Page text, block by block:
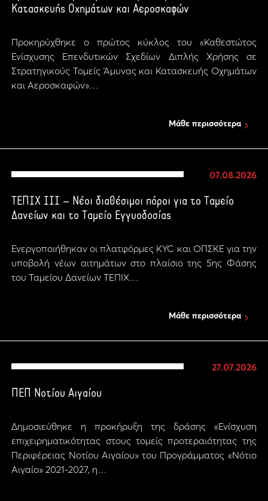
Κατασκευής Οχημάτων και Αεροσκαφών
Προκηρύχθηκε ο πρώτος κύκλος του «Καθεστώτος
Ενίσχυσης Επενδυτικών Σχεδίων Διπλής Χρήσης σε
Στρατηγικούς Τομείς Άμυνας και Κατασκευής Οχημάτων
και Αεροσκαφών»…
Μάθε περισσότερα
07.08.2026
ΤΕΠΙΧ ΙΙΙ – Νέοι διαθέσιμοι πόροι για το Ταμείο
Δανείων και το Ταμείο Εγγυοδοσίας
Ενεργοποιήθηκαν οι πλατφόρμες KYC και ΟΠΣΚΕ για την
υποβολή νέων αιτημάτων στο πλαίσιο της 5ης Φάσης
του Ταμείου Δανείων ΤΕΠΙΧ…
Μάθε περισσότερα
27.07.2026
ΠΕΠ Νοτίου Αιγαίου
Δημοσιεύθηκε η προκήρυξη της δράσης «Ενίσχυση
επιχειρηματικότητας στους τομείς προτεραιότητας της
Περιφέρειας Νοτίου Αιγαίου» του Προγράμματος «Νότιο
Αιγαίο» 2021-2027, η…